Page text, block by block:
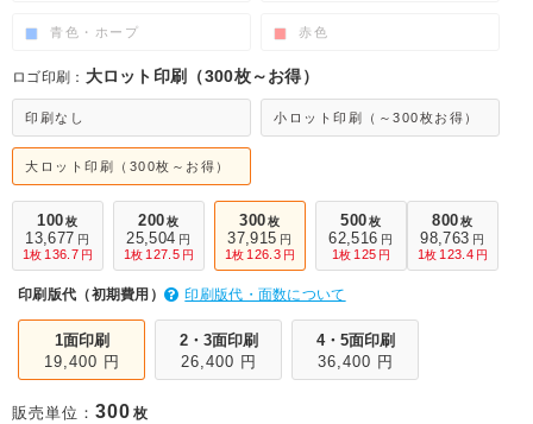
青色・ホープ 赤色
ロゴ印刷： 大ロット印刷（300枚～お得）
印刷なし 小ロット印刷（～300枚お得）
大ロット印刷（300枚～お得）
100 枚
13,677 円
1枚 136.7 円
200 枚
25,504 円
1枚 127.5 円
300 枚
37,915 円
1枚 126.3 円
500 枚
62,516 円
1枚 125 円
800 枚
98,763 円
1枚 123.4 円
印刷版代（初期費用） 印刷版代・面数について
1面印刷
19,400 円
2・3面印刷
26,400 円
4・5面印刷
36,400 円
販売単位： 300 枚